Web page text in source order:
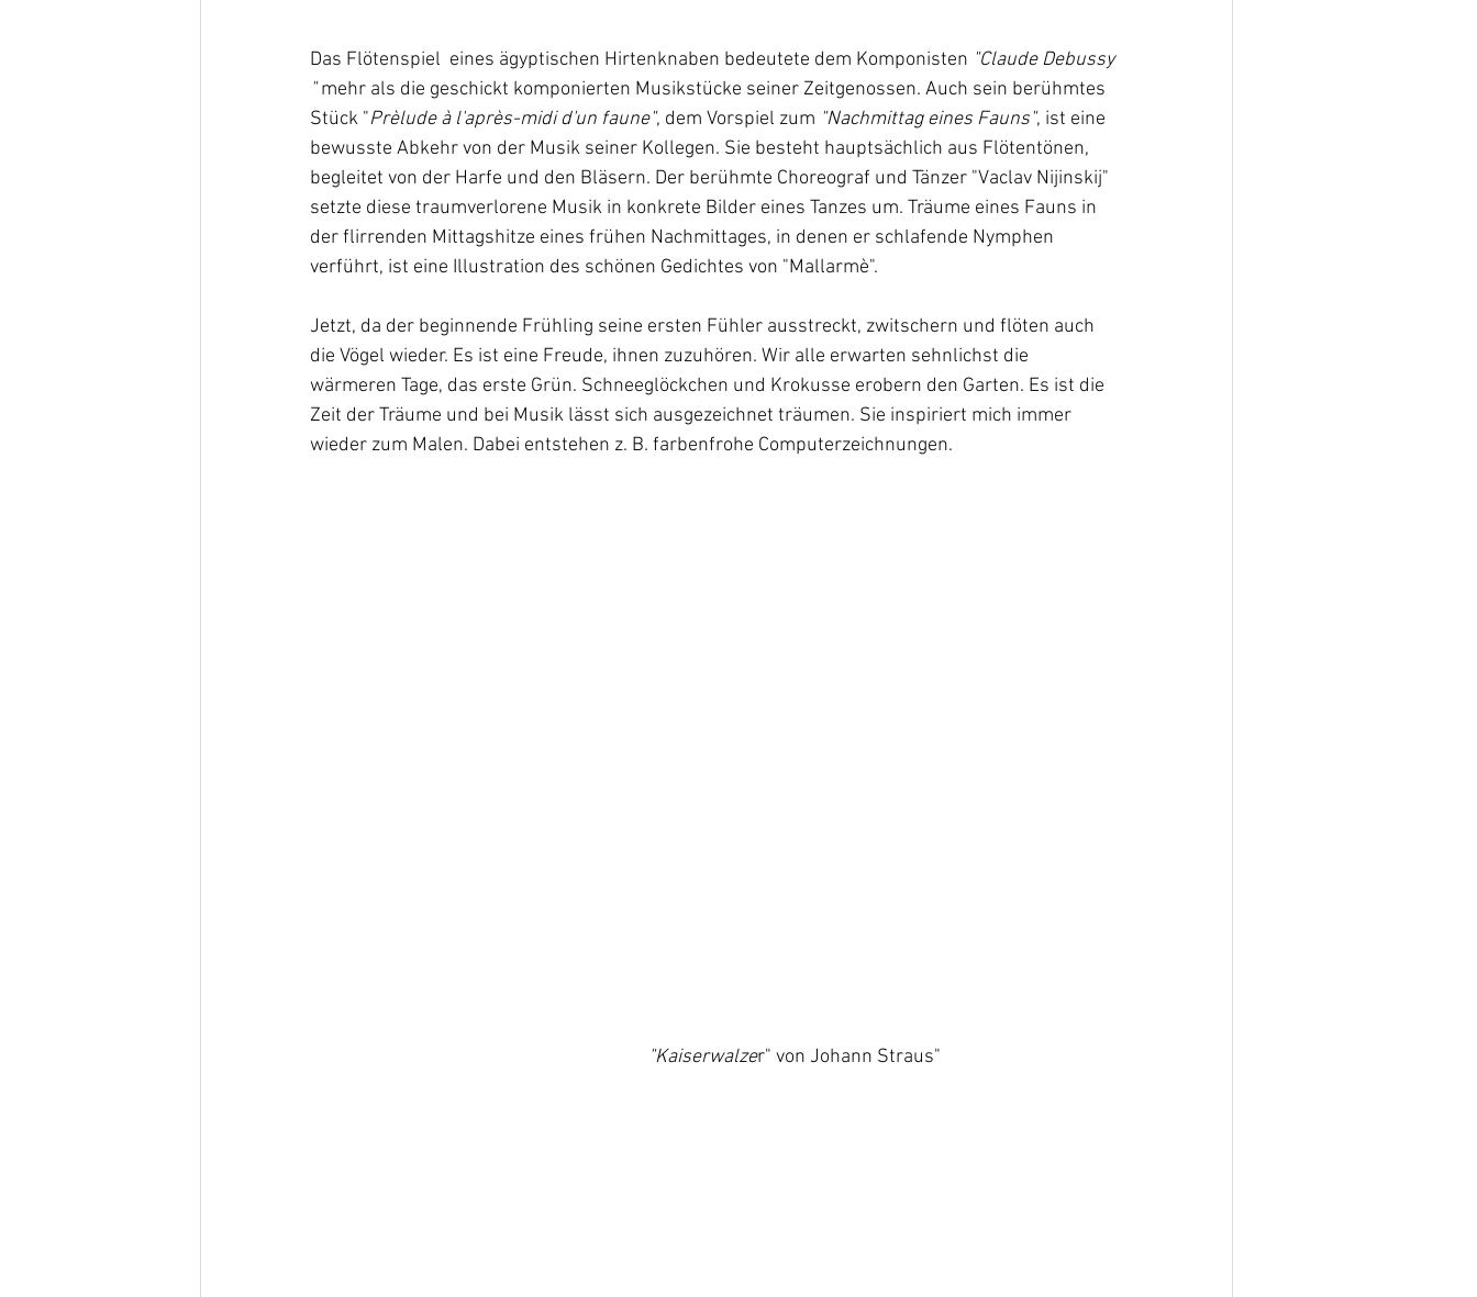
Das Flötenspiel  eines ägyptischen Hirtenknaben bedeutete dem Komponisten "Claude Debussy
" mehr als die geschickt komponierten Musikstücke seiner Zeitgenossen. Auch sein berühmtes
Stück "Prèlude à l'après-midi d'un faune", dem Vorspiel zum "Nachmittag eines Fauns", ist eine
bewusste Abkehr von der Musik seiner Kollegen. Sie besteht hauptsächlich aus Flötentönen,
begleitet von der Harfe und den Bläsern. Der berühmte Choreograf und Tänzer "Vaclav Nijinskij"
setzte diese traumverlorene Musik in konkrete Bilder eines Tanzes um. Träume eines Fauns in
der flirrenden Mittagshitze eines frühen Nachmittages, in denen er schlafende Nymphen
verführt, ist eine Illustration des schönen Gedichtes von "Mallarmè".
Jetzt, da der beginnende Frühling seine ersten Fühler ausstreckt, zwitschern und flöten auch
die Vögel wieder. Es ist eine Freude, ihnen zuzuhören. Wir alle erwarten sehnlichst die
wärmeren Tage, das erste Grün. Schneeglöckchen und Krokusse erobern den Garten. Es ist die
Zeit der Träume und bei Musik lässt sich ausgezeichnet träumen. Sie inspiriert mich immer
wieder zum Malen. Dabei entstehen z. B. farbenfrohe Computerzeichnungen.
                                                                             "Kaiserwalze
r" von Johann Straus"